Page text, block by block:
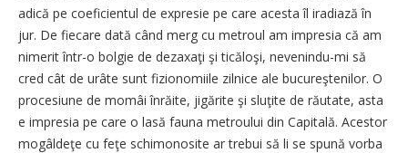
adică pe coeficientul de expresie pe care acesta îl iradiază în
jur. De fiecare dată când merg cu metroul am impresia că am
nimerit într-o bolgie de dezaxaţi şi ticăloşi, nevenindu-mi să
cred cât de urâte sunt fizionomiile zilnice ale bucureştenilor. O
procesiune de momâi înrăite, jigărite şi sluţite de răutate, asta
e impresia pe care o lasă fauna metroului din Capitală. Acestor
mogâldeţe cu feţe schimonosite ar trebui să li se spună vorba